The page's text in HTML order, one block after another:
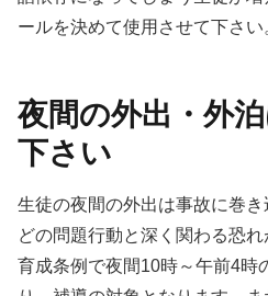
ールを決めて使用させて下さい
夜間の外出・外
下さい
生徒の夜間の外出は事故に巻
どの問題行動と深く関わる恐
育成条例で夜間10時～午前4時